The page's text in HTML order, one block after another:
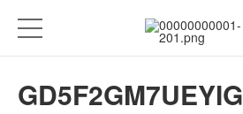
GD5F2GM7UEYIG